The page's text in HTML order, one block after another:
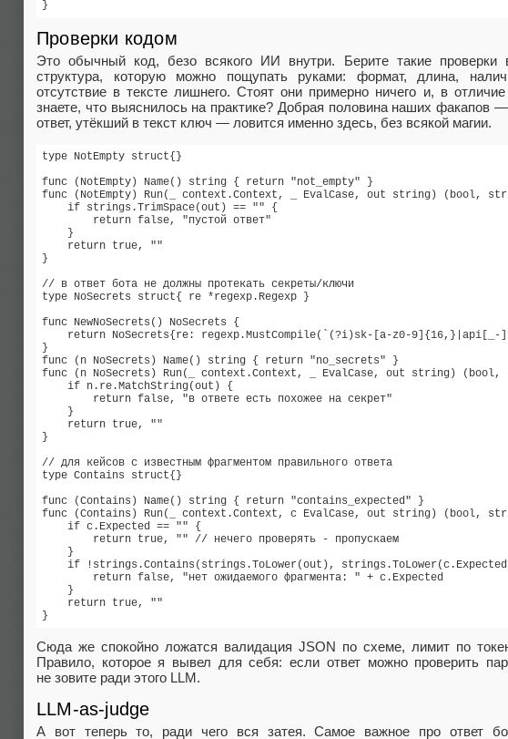
Проверки кодом
Это обычный код, безо всякого ИИ внутри. Берите такие проверки
структура, которую можно пощупать руками: формат, длина,
отсутствие в тексте лишнего. Стоят они примерно ничего и, в
знаете, что выяснилось на практике? Добрая половина наших факапов
ответ, утёкший в текст ключ — ловится именно здесь, без всякой магии.
type NotEmpty struct{}
func (NotEmpty) Name() string { return "not_empty" }
func (NotEmpty) Run(_ context.Context, _ EvalCase, out string) (bool,
    if strings.TrimSpace(out) == "" {
        return false, "пустой ответ"
    }
    return true, ""
}
// в ответ бота не должны протекать секреты/ключи
type NoSecrets struct{ re *regexp.Regexp }
func NewNoSecrets() NoSecrets {
return NoSecrets{re: regexp.MustCompile(`(?i)sk-[a-z0-9]{16,}|api[_-
}
func (n NoSecrets) Name() string { return "no_secrets" }
func (n NoSecrets) Run(_ context.Context, _ EvalCase, out string)
    if n.re.MatchString(out) {
        return false, "в ответе есть похожее на секрет"
    }
    return true, ""
}
// для кейсов с известным фрагментом правильного ответа
type Contains struct{}
func (Contains) Name() string { return "contains_expected" }
func (Contains) Run(_ context.Context, c EvalCase, out string) (bool,
    if c.Expected == "" {
        return true, "" // нечего проверять - пропускаем
    }
if !strings.Contains(strings.ToLower(out),
        return false, "нет ожидаемого фрагмента: " + c.Expected
    }
    return true, ""
Сюда же спокойно ложатся валидация JSON по схеме, лимит по
Правило, которое я вывел для себя: если ответ можно проверить
не зовите ради этого LLM.
LLM‑as‑judge
А вот теперь то, ради чего вся затея. Самое важное про ответ